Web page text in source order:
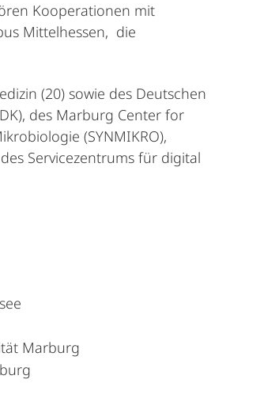
Kooperationen mit
Mittelhessen, die
(20) sowie des Deutschen
des Marburg Center for
(SYNMIKRO),
Servicezentrums für digital
Marburg